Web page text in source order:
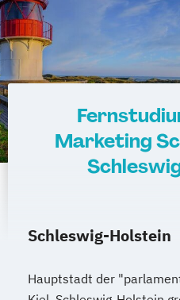
Marketing
Schleswig-Holstein
Hauptstadt der